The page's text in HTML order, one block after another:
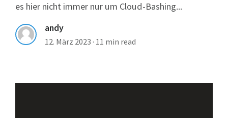
es hier nicht immer nur um Cloud-Bashing...
andy
12. März 2023 · 11 min read